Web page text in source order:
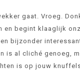
gaat. Vroeg.
en begint klaaglijk
bijzonder
is al cliché genoeg,
is op jouw